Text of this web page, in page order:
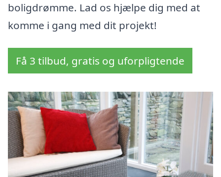
boligdrømme. Lad os hjælpe dig med at
komme i gang med dit projekt!
Få 3 tilbud, gratis og uforpligtende